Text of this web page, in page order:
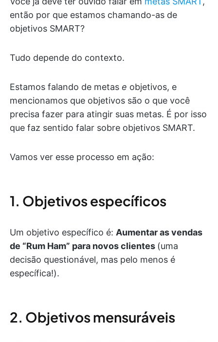
então por que estamos chamando-as de
objetivos SMART?
Tudo depende do contexto.
Estamos falando de metas e objetivos, e
mencionamos que objetivos são o que você
precisa fazer para atingir suas metas. É por isso
que faz sentido falar sobre objetivos SMART.
Vamos ver esse processo em ação:
1. Objetivos específicos
Um objetivo específico é: Aumentar as vendas
de “Rum Ham” para novos clientes (uma
decisão questionável, mas pelo menos é
específica!).
2. Objetivos mensuráveis